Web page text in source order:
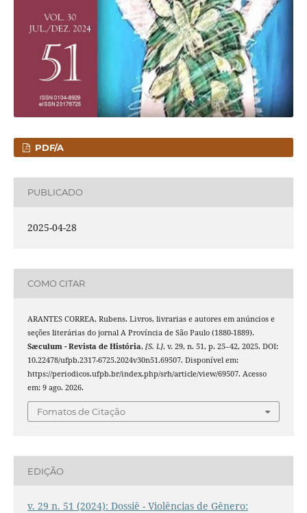
PDF/A
PUBLICADO
2025-04-28
COMO CITAR
ARANTES CORREA, Rubens. Livros, livrarias e autores em anúncios e
seções literárias do jornal A Província de São Paulo (1880-1889).
Sæculum - Revista de História, [S. l.], v. 29, n. 51, p. 25–42, 2025. DOI:
10.22478/ufpb.2317-6725.2024v30n51.69507. Disponível em:
https://periodicos.ufpb.br/index.php/srh/article/view/69507. Acesso
em: 9 ago. 2026.
Fomatos de Citação
EDIÇÃO
v. 29 n. 51 (2024): Dossiê - Violências de Gênero: